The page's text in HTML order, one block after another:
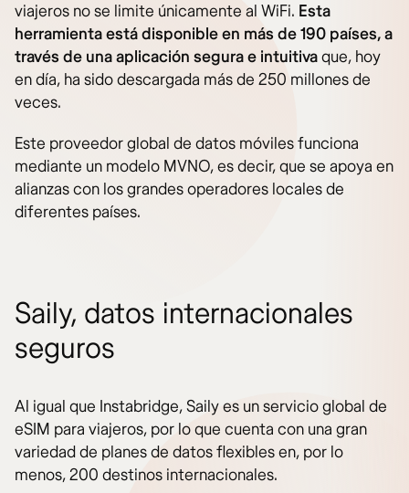
viajeros no se limite únicamente al WiFi. Esta
herramienta está disponible en más de 190 países, a
través de una aplicación segura e intuitivaque, hoy
en día, ha sido descargada más de 250 millones de
veces.
Este proveedor global de datos móviles funciona
mediante un modelo MVNO, es decir, que se apoya en
alianzas con los grandes operadores locales de
diferentes países.
Saily, datos internacionales
seguros
Al igual que Instabridge, Saily es un servicio global de
eSIM para viajeros, por lo que cuenta con una gran
variedad de planes de datos flexibles en, por lo
menos, 200 destinos internacionales.